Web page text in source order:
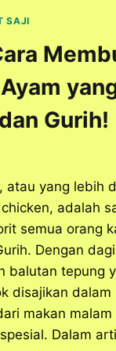
SAJI
Gurih!
atau yang lebih
adalah
semua orang
Dengan
balutan tepung
disajikan dalam
makan malam
Dalam